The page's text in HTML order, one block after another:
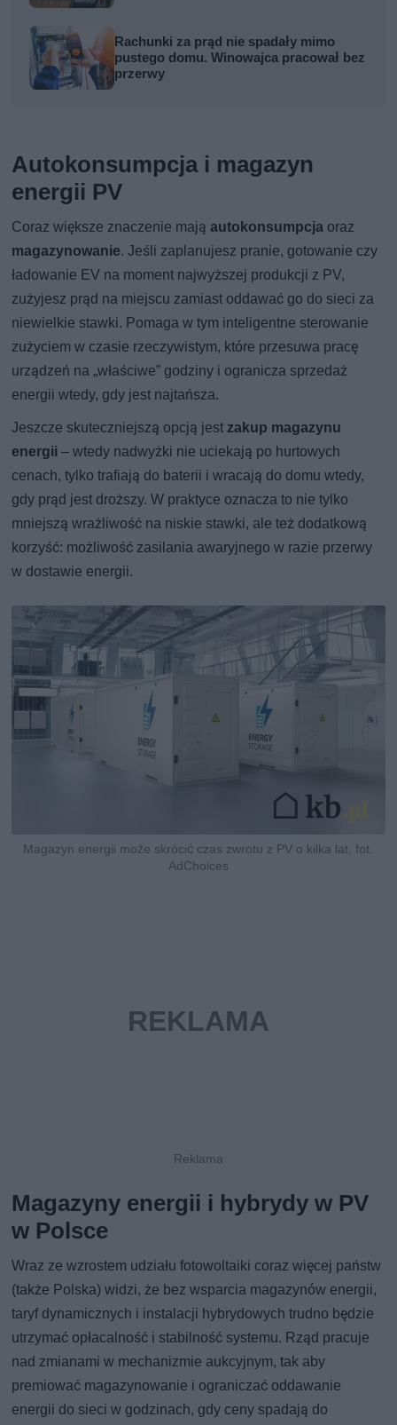
Rachunki za prąd nie spadały mimo
pustego domu. Winowajca pracował bez
przerwy
Autokonsumpcja i magazyn
energii PV
Coraz większe znaczenie mająautokonsumpcja oraz
magazynowanie. Jeśli zaplanujesz pranie, gotowanie czy
ładowanie EV na moment najwyższej produkcji z PV,
zużyjesz prąd na miejscu zamiast oddawać go do sieci za
niewielkie stawki. Pomaga w tym inteligentne sterowanie
zużyciem w czasie rzeczywistym, które przesuwa pracę
urządzeń na „właściwe” godziny i ogranicza sprzedaż
energii wtedy, gdy jest najtańsza.
Jeszcze skuteczniejszą opcją jest zakup magazynu
energii – wtedy nadwyżki nie uciekają po hurtowych
cenach, tylko trafiają do baterii i wracają do domu wtedy,
gdy prąd jest droższy. W praktyce oznacza to nie tylko
mniejszą wrażliwość na niskie stawki, ale też dodatkową
korzyść: możliwość zasilania awaryjnego w razie przerwy
w dostawie energii.
Magazyn energii może skrócić czas zwrotu z PV o kilka lat, fot.
AdChoices
Magazyny energii i hybrydy w PV
w Polsce
Wraz ze wzrostem udziału fotowoltaiki coraz więcej państw
(także Polska) widzi, że bez wsparcia magazynów energii,
taryf dynamicznych i instalacji hybrydowych trudno będzie
utrzymać opłacalność i stabilność systemu. Rząd pracuje
nad zmianami w mechanizmie aukcyjnym, tak aby
premiować magazynowanie i ograniczać oddawanie
energii do sieci w godzinach, gdy ceny spadają do